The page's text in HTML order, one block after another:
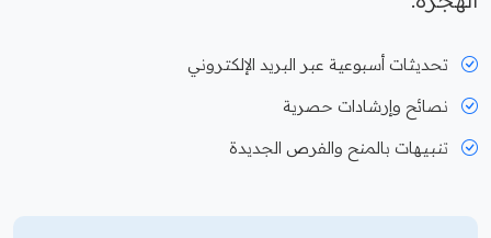
تحديثات أسبوعية عبر البريد الإلكتروني
نصائح وإرشادات حصرية
تنبيهات بالمنح والفرص الجديدة